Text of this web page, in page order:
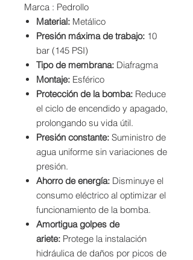
Marca : Pedrollo
Material: Metálico
Presión máxima de trabajo: 10
bar (145 PSI)
Tipo de membrana: Diafragma
Montaje: Esférico
Protección de la bomba: Reduce
el ciclo de encendido y apagado,
prolongando su vida útil.
Presión constante: Suministro de
agua uniforme sin variaciones de
presión.
Ahorro de energía: Disminuye el
consumo eléctrico al optimizar el
funcionamiento de la bomba.
Amortigua golpes de
ariete: Protege la instalación
hidráulica de daños por picos de